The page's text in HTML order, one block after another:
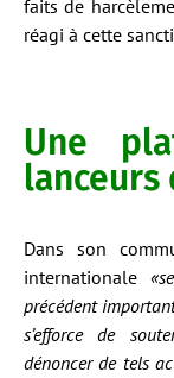
faits de
réagi à cette
Une
lanceurs
Dans son
internationale
précédent
s’efforce de
dénoncer de tels